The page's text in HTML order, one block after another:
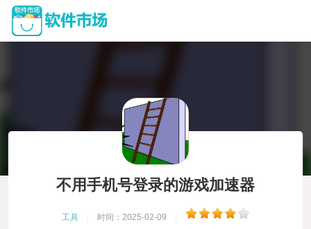
不用手机号登录的游戏加速器
工具 时间：2025-02-09